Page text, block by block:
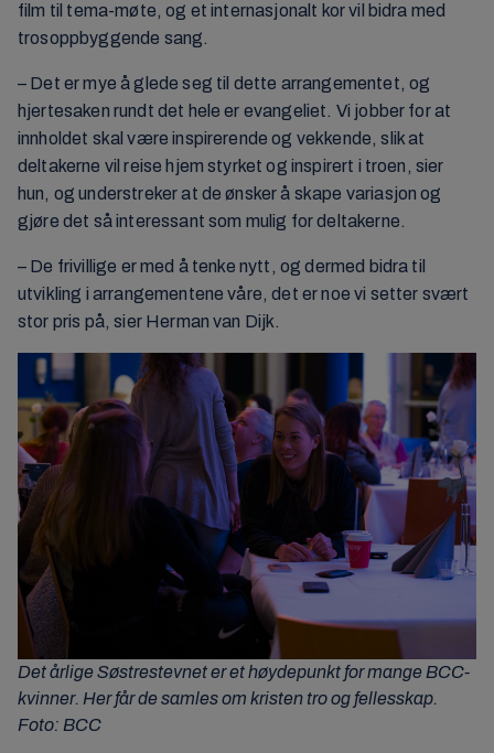
film til tema-møte, og et internasjonalt kor vil bidra med
trosoppbyggende sang.
– Det er mye å glede seg til dette arrangementet, og
hjertesaken rundt det hele er evangeliet. Vi jobber for at
innholdet skal være inspirerende og vekkende, slik at
deltakerne vil reise hjem styrket og inspirert i troen, sier
hun, og understreker at de ønsker å skape variasjon og
gjøre det så interessant som mulig for deltakerne.
– De frivillige er med å tenke nytt, og dermed bidra til
utvikling i arrangementene våre, det er noe vi setter svært
stor pris på, sier Herman van Dijk.
Det årlige Søstrestevnet er et høydepunkt for mange BCC-
kvinner. Her får de samles om kristen tro og fellesskap.
Foto: BCC